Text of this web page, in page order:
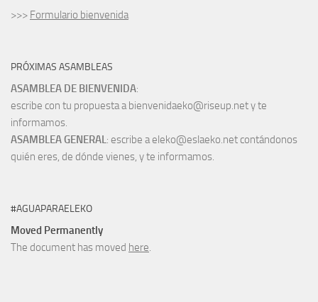
>>> Formulario bienvenida
PRÓXIMAS ASAMBLEAS
ASAMBLEA DE BIENVENIDA:
escribe con tu propuesta a bienvenidaeko@riseup.net y te
informamos.
ASAMBLEA GENERAL : escribe a eleko@eslaeko.net contándonos
quién eres, de dónde vienes, y te informamos.
#AGUAPARAELEKO
Moved Permanently
The document has moved here